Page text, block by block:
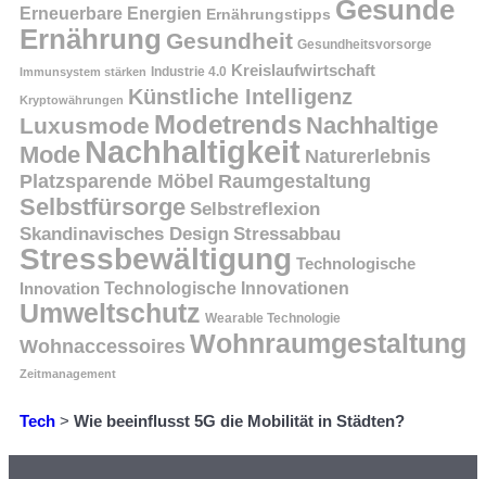
Erneuerbare Energien Ernährungstipps Gesunde
Ernährung Gesundheit Gesundheitsvorsorge
Immunsystem stärken Industrie 4.0 Kreislaufwirtschaft
Kryptowährungen Künstliche Intelligenz
Luxusmode Modetrends Nachhaltige
Mode Nachhaltigkeit Naturerlebnis
Platzsparende Möbel Raumgestaltung
Selbstfürsorge Selbstreflexion
Skandinavisches Design Stressabbau
Stressbewältigung Technologische
Innovation Technologische Innovationen
Umweltschutz Wearable Technologie
Wohnaccessoires Wohnraumgestaltung
Zeitmanagement
Tech > Wie beeinflusst 5G die Mobilität in Städten?